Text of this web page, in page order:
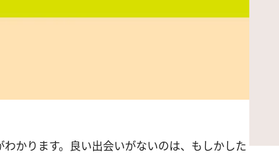
かります。良い出会いがないのは、もしかした